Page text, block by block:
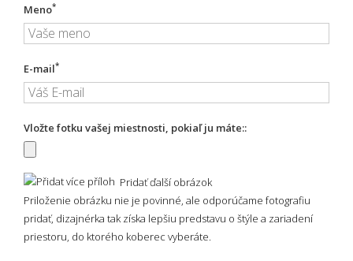
Meno*
E-mail*
Vložte fotku vašej miestnosti, pokiaľ ju máte::
Pridať ďalší obrázok
Priloženie obrázku nie je povinné, ale odporúčame fotografiu
pridať, dizajnérka tak získa lepšiu predstavu o štýle a zariadení
priestoru, do ktorého koberec vyberáte.